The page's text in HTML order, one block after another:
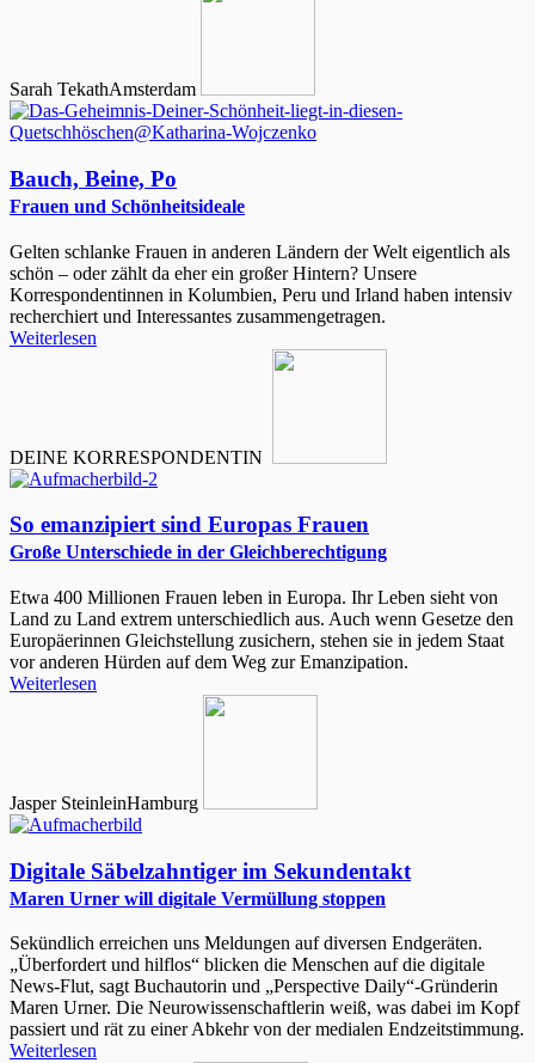
Sarah TekathAmsterdam
Bauch, Beine, Po
Frauen und Schönheitsideale
Gelten schlanke Frauen in anderen Ländern der Welt eigentlich als
schön – oder zählt da eher ein großer Hintern? Unsere
Korrespondentinnen in Kolumbien, Peru und Irland haben intensiv
recherchiert und Interessantes zusammengetragen.
Weiterlesen
DEINE KORRESPONDENTIN
So emanzipiert sind Europas Frauen
Große Unterschiede in der Gleichberechtigung
Etwa 400 Millionen Frauen leben in Europa. Ihr Leben sieht von
Land zu Land extrem unterschiedlich aus. Auch wenn Gesetze den
Europäerinnen Gleichstellung zusichern, stehen sie in jedem Staat
vor anderen Hürden auf dem Weg zur Emanzipation.
Weiterlesen
Jasper SteinleinHamburg
Digitale Säbelzahntiger im Sekundentakt
Maren Urner will digitale Vermüllung stoppen
Sekündlich erreichen uns Meldungen auf diversen Endgeräten.
„Überfordert und hilflos“ blicken die Menschen auf die digitale
News-Flut, sagt Buchautorin und „Perspective Daily“-Gründerin
Maren Urner. Die Neurowissenschaftlerin weiß, was dabei im Kopf
passiert und rät zu einer Abkehr von der medialen Endzeitstimmung.
Weiterlesen